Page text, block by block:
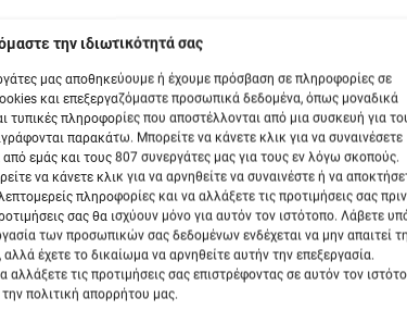
ιδιωτικότητά σας
μας αποθηκεύουμε ή έχουμε πρόσβαση σε πληροφορίες σε
και επεξεργαζόμαστε προσωπικά δεδομένα, όπως μοναδικά
τυπικές πληροφορίες που αποστέλλονται από μια συσκευή για
παρακάτω. Μπορείτε να κάνετε κλικ για να συναινέσετε
από εμάς και τους 807 συνεργάτες μας για τους εν λόγω σκοπούς.
να κάνετε κλικ για να αρνηθείτε να συναινέστε ή να
πληροφορίες και να αλλάξετε τις προτιμήσεις σας πριν
σας θα ισχύουν μόνο για αυτόν τον ιστότοπο. Λάβετε
των προσωπικών σας δεδομένων ενδέχεται να μην απαιτεί
έχετε το δικαίωμα να αρνηθείτε αυτήν την επεξεργασία.
αλλάξετε τις προτιμήσεις σας επιστρέφοντας σε αυτόν τον
πολιτική απορρήτου μας.